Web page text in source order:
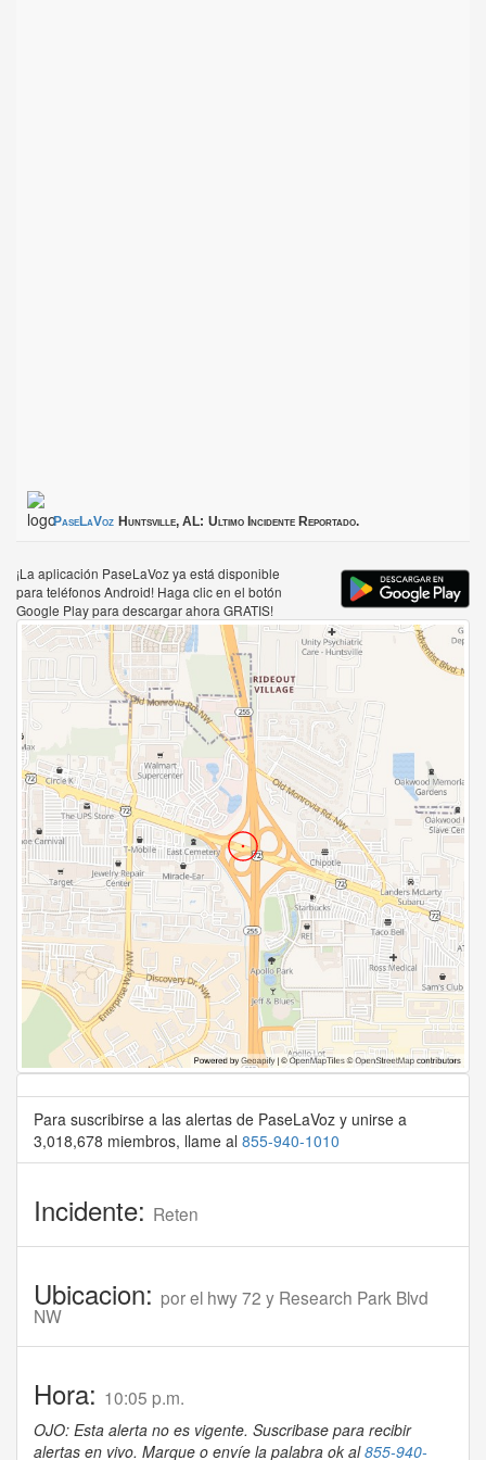
PaseLaVoz Huntsville, AL: Ultimo Incidente Reportado.
¡La aplicación PaseLaVoz ya está disponible
para teléfonos Android! Haga clic en el botón
Google Play para descargar ahora GRATIS!
Para suscribirse a las alertas de PaseLaVoz y unirse a
3,018,678 miembros, llame al 855-940-1010
Incidente: Reten
Ubicacion: por el hwy 72 y Research Park Blvd
NW
Hora: 10:05 p.m.
OJO: Esta alerta no es vigente. Suscribase para recibir
alertas en vivo. Marque o envíe la palabra ok al855-940-